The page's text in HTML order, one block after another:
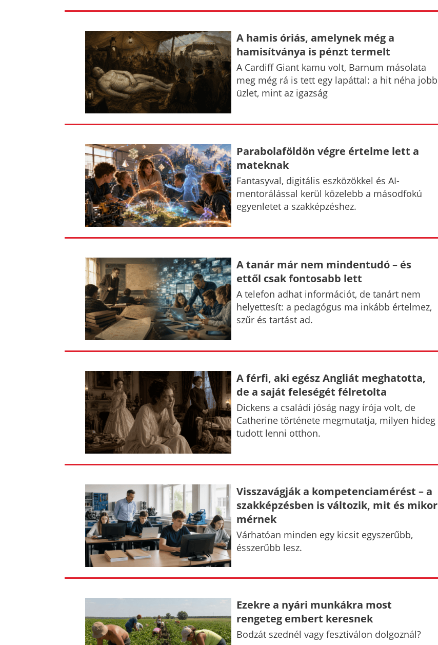
A hamis óriás, amelynek még a
hamisítványa is pénzt termelt
A Cardiff Giant kamu volt, Barnum másolata
meg még rá is tett egy lapáttal: a hit néha jobb
üzlet, mint az igazság
Parabolaföldön végre értelme lett a
mateknak
Fantasyval, digitális eszközökkel és AI-
mentorálással kerül közelebb a másodfokú
egyenletet a szakképzéshez.
A tanár már nem mindentudó – és
ettől csak fontosabb lett
A telefon adhat információt, de tanárt nem
helyettesít: a pedagógus ma inkább értelmez,
szűr és tartást ad.
A férfi, aki egész Angliát meghatotta,
de a saját feleségét félretolta
Dickens a családi jóság nagy írója volt, de
Catherine története megmutatja, milyen hideg
tudott lenni otthon.
Visszavágják a kompetenciamérést – a
szakképzésben is változik, mit és mikor
mérnek
Várhatóan minden egy kicsit egyszerűbb,
ésszerűbb lesz.
Ezekre a nyári munkákra most
rengeteg embert keresnek
Bodzát szednél vagy fesztiválon dolgoznál?